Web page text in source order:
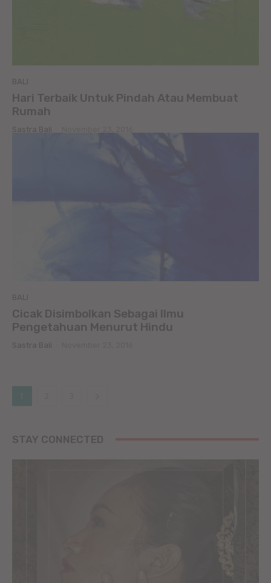
BALI
Hari Terbaik Untuk Pindah Atau Membuat
Rumah
Sastra Bali
BALI
Cicak Disimbolkan Sebagai Ilmu
Pengetahuan Menurut Hindu
Sastra Bali
1
STAY CONNECTED